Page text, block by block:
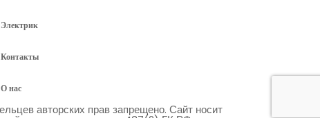
Электрик
Контакты
О нас
авторских прав запрещено. Сайт носит